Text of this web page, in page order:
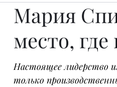
Мария
место,
Настоящее лидерство
только